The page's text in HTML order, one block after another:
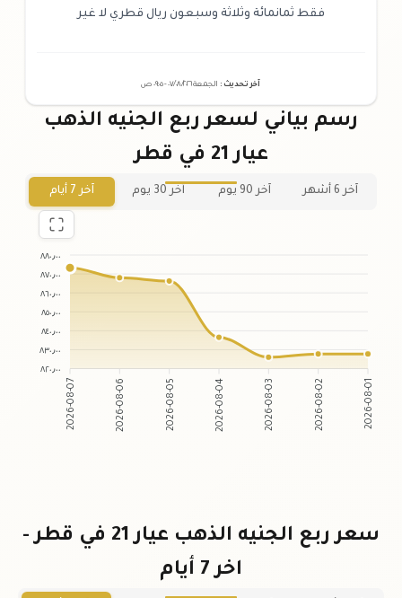
فقط ثمانمائة وثلاثة وسبعون ريال قطري لا غير
آخر تحديث : الجمعة ٠٧ /٠٨/٢٠٢٦ - ٠٩:٠٥ ص
رسم بياني لسعر ربع الجنيه الذهب
عيار 21 في قطر
آخر 6 أشهر آخر 90 يوم آخر 30 يوم آخر 7 أيام
٨٨٠٫٠٠
٨٧٠٫٠٠
٨٦٠٫٠٠
٨٥٠٫٠٠
٨٤٠٫٠٠
٨٣٠٫٠٠
٨٢٠٫٠٠
2026-08-07 2026-08-06 2026-08-05 2026-08-04 2026-08-03 2026-08-02 2026-08-01
سعر ربع الجنيه الذهب عيار 21 في قطر -
اخر 7 أيام